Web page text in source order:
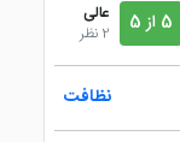
5 از 5
عالی
2 نظر
نظافت